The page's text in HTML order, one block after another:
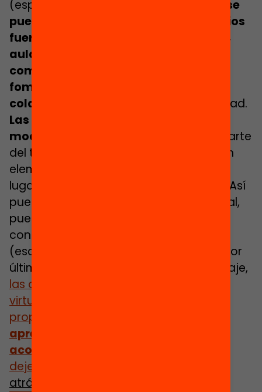
(especialmente en los últimos cursos)
se
puede empezar a utilizar otros espacios
fuera del recinto escolar (bibliotecas,
aulas de estudio, equipamientos
comunitarios o culturales…) y a
fomentar la autonomía y el trabajo
colaborativo
del alumnado de más edad.
Las 3 principales fortalezas de este
modelo de aprendizaje
son que una parte
del trayecto se hace en línea, con algún
elemento de control sobre el tiempo, el
lugar, la ruta o el ritmo del aprendizaje. Así
pues, el espacio físico ya no es el central,
puesto que se puede generar la
conectividad desde cualquier lugar
(escuela y/o espacio comunitario). Y, por
último, a lo largo de la ruta de aprendizaje,
las opciones de presencialidad y
virtualidad están conectadas para
proporcionar
aprendizaje integrada y con apoyo y
acompañamiento continuos
dejen nadie
atrás